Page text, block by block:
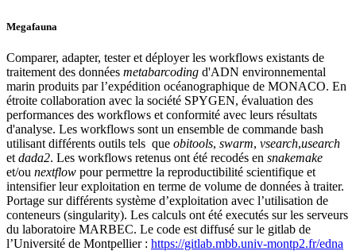
Megafauna
Comparer, adapter, tester et déployer les workflows existants de
traitement des données metabarcoding d'ADN environnemental
marin produits par l’expédition océanographique de MONACO. En
étroite collaboration avec la société SPYGEN, évaluation des
performances des workflows et conformité avec leurs résultats
d'analyse. Les workflows sont un ensemble de commande bash
utilisant différents outils tels que obitools, swarm, vsearch,usearch
et dada2. Les workflows retenus ont été recodés en snakemake
et/ou nextflow pour permettre la reproductibilité scientifique et
intensifier leur exploitation en terme de volume de données à traiter.
Portage sur différents système d’exploitation avec l’utilisation de
conteneurs (singularity). Les calculs ont été executés sur les serveurs
du laboratoire MARBEC. Le code est diffusé sur le gitlab de
l’Université de Montpellier : https://gitlab.mbb.univ-montp2.fr/edna